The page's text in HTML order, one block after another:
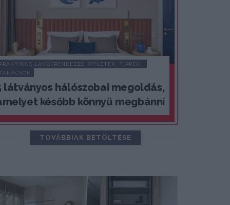
PRAKTIKUS LAKBERENDEZÉSI ÖTLETEK, TIPPEK,
TANÁCSOK
látványos hálószobai megoldás,
később könnyű megbánni
TOVÁBBIAK BETÖLTÉSE